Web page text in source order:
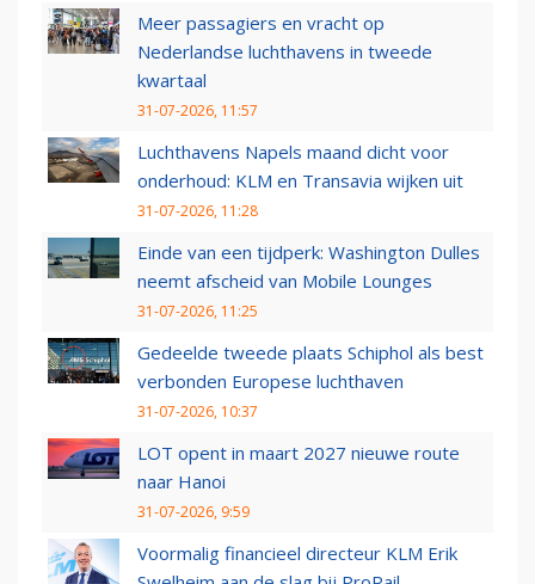
Meer passagiers en vracht op
Nederlandse luchthavens in tweede
kwartaal
31-07-2026, 11:57
Luchthavens Napels maand dicht voor
onderhoud: KLM en Transavia wijken uit
31-07-2026, 11:28
Einde van een tijdperk: Washington Dulles
neemt afscheid van Mobile Lounges
31-07-2026, 11:25
Gedeelde tweede plaats Schiphol als best
verbonden Europese luchthaven
31-07-2026, 10:37
LOT opent in maart 2027 nieuwe route
naar Hanoi
31-07-2026, 9:59
Voormalig financieel directeur KLM Erik